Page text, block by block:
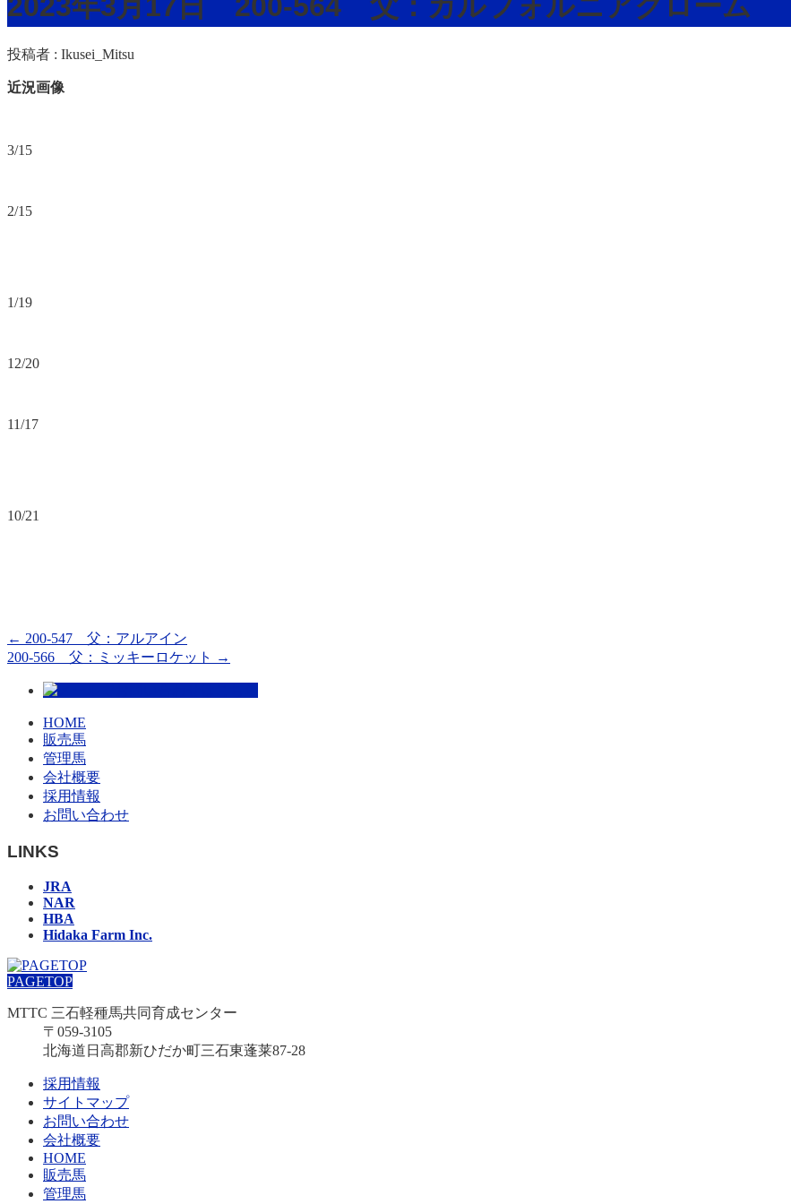
投稿者 : Ikusei_Mitsu
近況画像
3/15
2/15
1/19
12/20
11/17
10/21
← 200-547 父：アルアイン
200-566 父：ミッキーロケット
→
HOME
販売馬
管理馬
会社概要
採用情報
お問い合わせ
LINKS
JRA
NAR
HBA
Hidaka Farm Inc.
PAGETOP
MTTC 三石軽種馬共同育成センター
〒059-3105
北海道日高郡新ひだか町三石東蓬莱87-28
採用情報
サイトマップ
お問い合わせ
会社概要
HOME
販売馬
管理馬